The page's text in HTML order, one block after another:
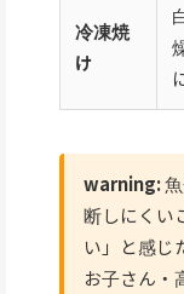
冷凍焼
け
warning:
断しにくい
い」と感じ
お子さん・